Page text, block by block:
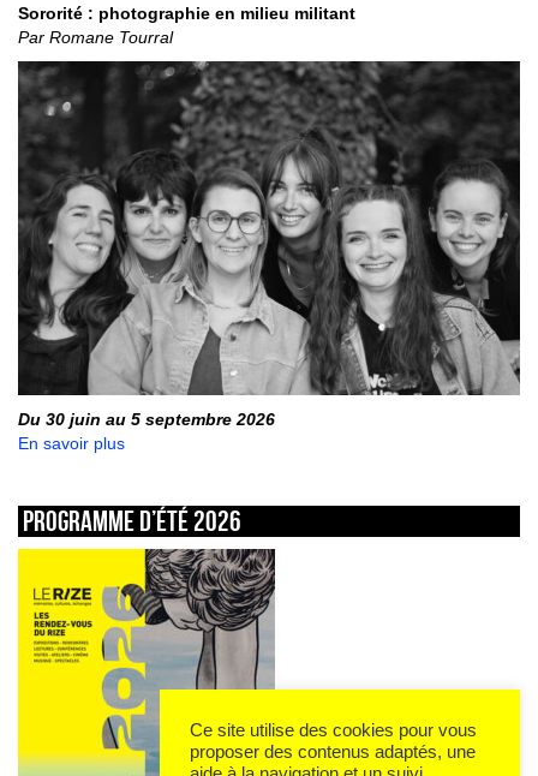
Sororité : photographie en milieu militant
Par Romane Tourral
Du 30 juin au 5 septembre 2026
En savoir plus
Programme d’été 2026
Ce site utilise des cookies pour vous
proposer des contenus adaptés, une